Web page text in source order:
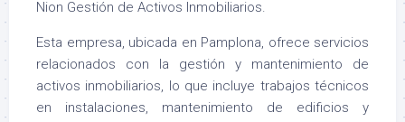
Nion Gestión de Activos Inmobiliarios.
Esta empresa, ubicada en Pamplona, ofrece servicios
relacionados con la gestión y mantenimiento de
activos inmobiliarios, lo que incluye trabajos técnicos
en instalaciones, mantenimiento de edificios y